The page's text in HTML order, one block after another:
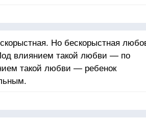
Но бескорыстная
влиянием такой любви — по
такой любви — ребенок